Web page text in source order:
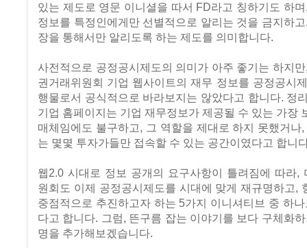
있는 제도로 영문 이니셜을 따서 FD라고 칭하기도 하
정보를 특정인에게만 선별적으로 알리는 것을 금지하
장을 통해서만 알리도록 하는 제도를 의미합니다.
사전적으로 공정공시제도의 의미가 아주 좋기는 하지
권거래위원회 기업 웹사이트의 재무 정보를 공정공시
행물로서 공식적으로 바라보지는 않았다고 합니다. 정
기업 홈페이지는 기업 재무정보가 제공될 수 있는 가장
매체임에도 불구하고, 그 역할을 제대로 하지 못했거나
는 몇몇 투자가들만 접속할 수 있는 공간이였다고 합니
웹2.0 시대로 정보 공개의 요구사항이 틀려짐에 따라,
원회도 이제 공정공시제도를 시대에 맞게 재규명하고,
중점적으로 추진하고자 하는 5가지 이니셔티브 중 하
다고 합니다. 그럼, 뜬구름 잡는 이야기를 보다 구체화
명을 추가해보겠습니다.